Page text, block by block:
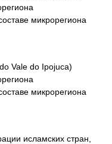
микрорегиона
Vale do Ipojuca)
микрорегиона
исламских стран,